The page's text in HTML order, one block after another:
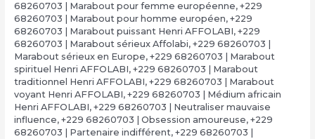
68260703 | Marabout pour femme européenne, +229
68260703 | Marabout pour homme européen, +229
68260703 | Marabout puissant Henri AFFOLABI, +229
68260703 | Marabout sérieux Affolabi, +229 68260703 |
Marabout sérieux en Europe, +229 68260703 | Marabout
spirituel Henri AFFOLABI, +229 68260703 | Marabout
traditionnel Henri AFFOLABI, +229 68260703 | Marabout
voyant Henri AFFOLABI, +229 68260703 | Médium africain
Henri AFFOLABI, +229 68260703 | Neutraliser mauvaise
influence, +229 68260703 | Obsession amoureuse, +229
68260703 | Partenaire indifférent, +229 68260703 |